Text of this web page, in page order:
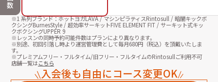
数
※1 系列ブランド：ホットヨガLAVA / マシンピラティスRintosull / 暗闇キックボ
クシングBurnesStyle / 超効率サーキットFIVE ELEMENT FIT / サーキット式キッ
クボクシングUPPER 9
※レッスンの同時予約可能件数はプランにより異なります。
※別途、初回引落し時より運営管理費として毎月680円（税込）を頂戴いたしま
す。
※プレミアムフリー・フルタイム/旧フリー・フルタイムのRintosullご利用不可
店舗一覧はこちら
入会後も自由にコース変更OK